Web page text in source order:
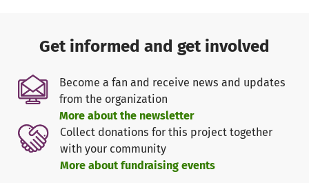
Wir bieten einen sicheren Raum für Gefühle, Gespräche
und Trauerbewältigung.
Wir unterstützen ressourcenorientiert, setzen auf
Stärken und kleine Lichtblicke im Alltag.
Natur und Tiere helfen, Trauer zu verarbeiten,
emotionale Entlastung zu schaffen und neue Kraft zu
Get informed and get involved
Become a fan and receive news and updates
from the organization
More about the newsletter
Collect donations for this project together
with your community
More about fundraising events